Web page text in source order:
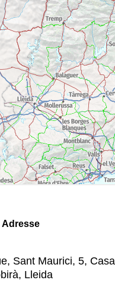
Adresse
Sant Maurici, 5,
Lleida